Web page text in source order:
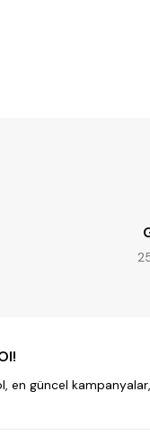
en güncel